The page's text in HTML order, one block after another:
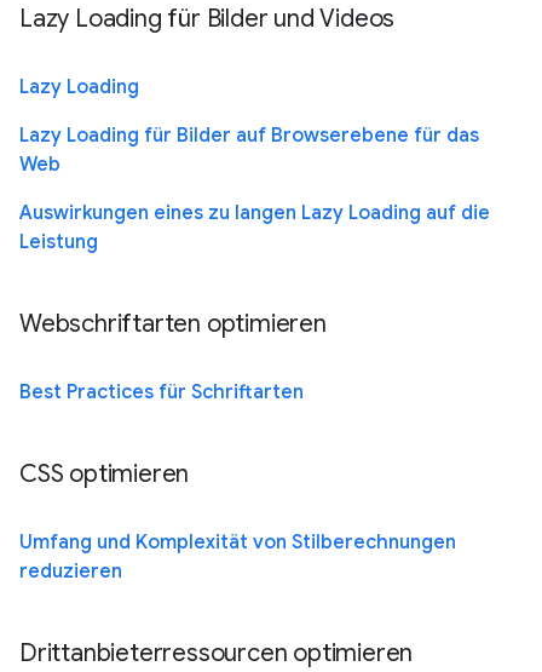
Lazy Loading für Bilder und Videos
Lazy Loading
Lazy Loading für Bilder auf Browserebene für das
Web
Auswirkungen eines zu langen Lazy Loading auf die
Leistung
Webschriftarten optimieren
Best Practices für Schriftarten
CSS optimieren
Umfang und Komplexität von Stilberechnungen
reduzieren
Drittanbieterressourcen optimieren